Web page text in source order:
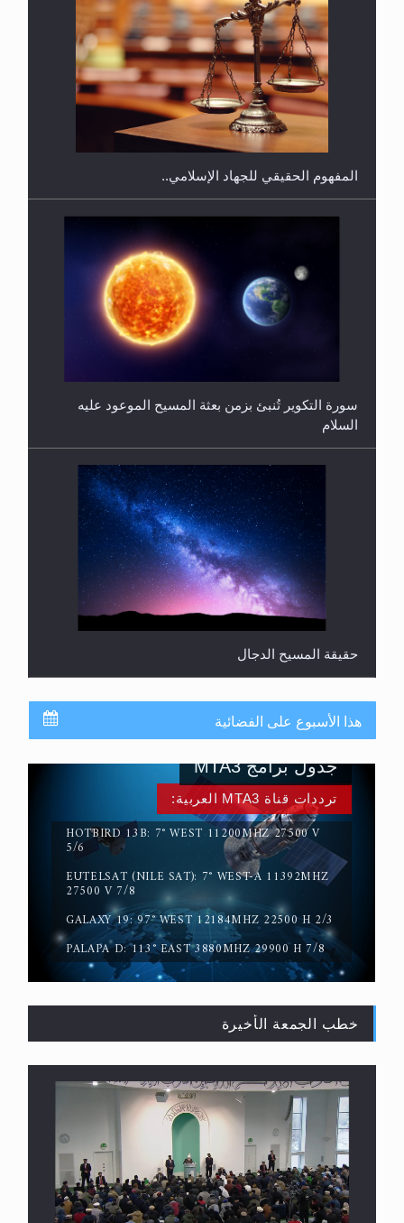
فتوى أمير المؤمنين الميرزا مسرور أحمد أيده الله في
أطفال الأنابيب وتحديد جنس المولود..
هل من الصحيح أن ديّة المرأة المقتولة تساوي نصف ديّة
سورة التكوير تُنبئ بزمن بعثة المسيح الموعود عليه
السلام
حقيقة المسيح الدجال
القرآن قاضٍ وحكمٌ على السنة ومهيمنٌ عليها.. ليس
العكس
لا ناسخ ولا منسوخ في القرآن الكريم
المفهوم الحقيقي للجهاد الإسلامي..
هذا الأسبوع على الفضائية
ترددات قناة MTA3 العربية:
HOTBIRD 13B: 7° WEST 11200MHZ 27500 V
5/6
EUTELSAT (NILE SAT): 7° WEST-A 11392MHZ
27500 V 7/8
GALAXY 19: 97° WEST 12184MHZ 22500 H 2/3
PALAPA D: 113° EAST 3880MHZ 29900 H 7/8
جدول برامج MTA3
خطب الجمعة الأخيرة